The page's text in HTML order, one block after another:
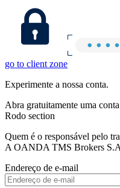
go to client zone
Experimente a nossa conta.
Abra gratuitamente uma
Rodo section
Quem é o responsável pelo
A OANDA TMS Brokers
Endereço de e-mail